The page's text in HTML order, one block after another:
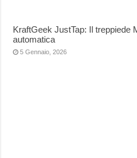
KraftGeek JustTap: Il treppiede
automatica
5 Gennaio, 2026